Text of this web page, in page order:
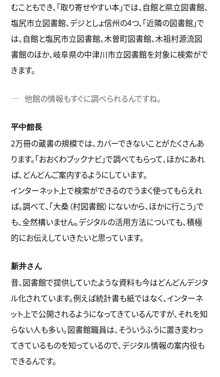
むこともでき、「取り寄せやすい本」では、自館と県立図書館、
塩尻市立図書館、デジとしょ信州の4つ、「近隣の図書館」で
は、自館と塩尻市立図書館、木曽町図書館、木祖村源流図
書館のほか、岐阜県の中津川市立図書館を対象に検索がで
きます。
他館の情報もすぐに調べられるんですね。
平中館長
2万冊の蔵書の規模では、カバーできないことがたくさんあ
ります。「おおくわブックナビ」で調べてもらって、ほかにあれ
ば、どんどんご案内するようにしています。
インターネット上で検索ができるのでうまく使ってもらえれ
ば。調べて、「大桑（村図書館）にないから、ほかに行こう」で
も、全然構いません。デジタルの活用方法についても、積極
的にお伝えしていきたいと思っています。
新井さん
昔、図書館で提供していたような資料も今はどんどんデジタ
ル化されています。例えば統計書も紙ではなく、インターネ
ット上で公開されるようになってきているんですが、それを知
らない人も多い。図書館職員は、そういうふうに置き変わっ
てきているものを知っているので、デジタル情報の案内役も
できるんです。